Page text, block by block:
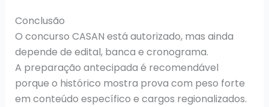
Conclusão
O concurso CASAN está autorizado, mas ainda
depende de edital, banca e cronograma.
A preparação antecipada é recomendável
porque o histórico mostra prova com peso forte
em conteúdo específico e cargos regionalizados.